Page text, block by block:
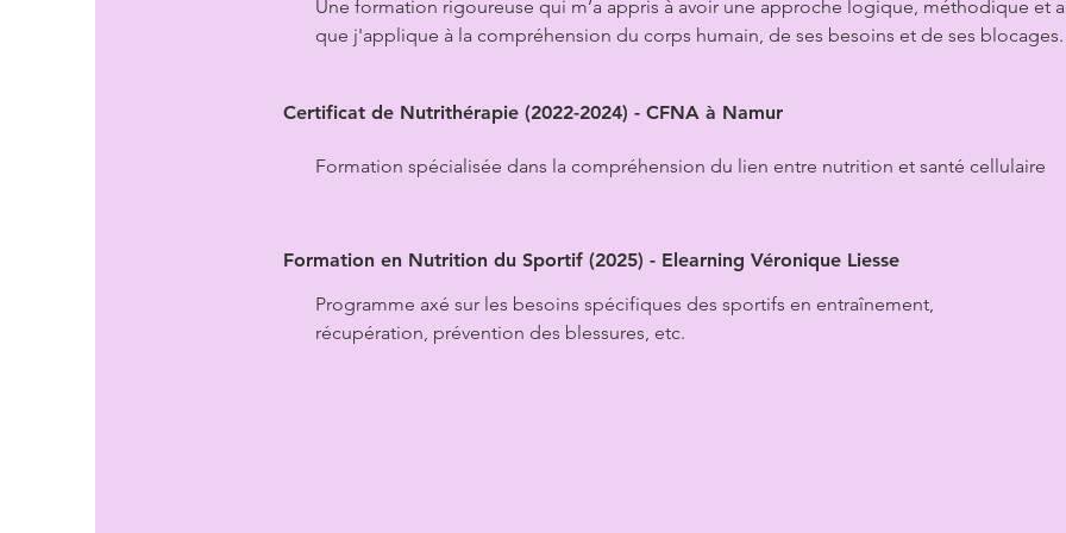
Une formation rigoureuse qui m’a appris à avoir une approche logique, méthodique et
que j'applique à la compréhension du corps humain, de ses besoins et de ses blocages.
Certificat de Nutrithérapie (2022-2024) - CFNA à Namur
Formation spécialisée dans la compréhension du lien entre nutrition et santé cellulaire
Formation en Nutrition du Sportif (2025) - Elearning Véronique Liesse
Programme axé sur les besoins spécifiques des sportifs en entraînement,
récupération, prévention des blessures, etc.